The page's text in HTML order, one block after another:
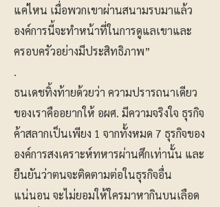
แค่ไหน เมื่อพวกเขาผ่านสนามรบมาแล้ว
องค์การนี้จะทำหน้าที่ในการดูแลเขาและ
ครอบครัวอย่างมีประสิทธิภาพ”
.
ธนเดชทิ้งท้ายด้วยว่า ความปรารถนาเดียว
ของเราคืออยากให้ อผศ. มีความจริงใจ ธุรกิจ
ค้าสลากเป็นเพียง 1 จากทั้งหมด 7 ธุรกิจของ
องค์การสงเคราะห์ทหารผ่านศึกเท่านั้น และ
ยืนยันว่าตนจะติดตามต่อในธุรกิจอื่น
แน่นอน จะไม่ยอมให้ใครมาหากินบนเลือด